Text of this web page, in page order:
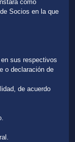
como
Socios en la que
sus respectivos
o declaración de
de acuerdo